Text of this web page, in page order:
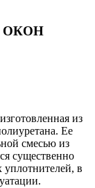
ОКОН
из
Ее
смесью из
существенно
уплотнителей, в